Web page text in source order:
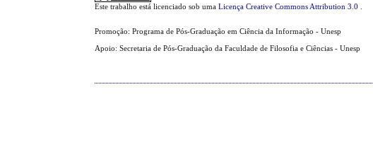
Este trabalho está licenciado sob umaLicença Creative Commons Attribution 3.0
Promoção: Programa de Pós-Graduação em Ciência da Informação - Unesp
Apoio: Secretaria de Pós-Graduação da Faculdade de Filosofia e Ciências - Unesp